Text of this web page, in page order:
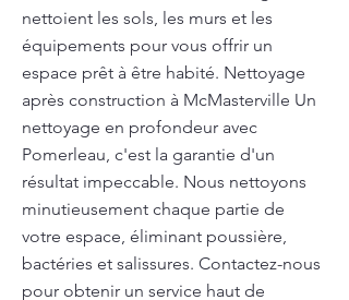
nettoient les sols, les murs et les
équipements pour vous offrir un
espace prêt à être habité. Nettoyage
après construction à McMasterville Un
nettoyage en profondeur avec
Pomerleau, c'est la garantie d'un
résultat impeccable. Nous nettoyons
minutieusement chaque partie de
votre espace, éliminant poussière,
bactéries et salissures. Contactez-nous
pour obtenir un service haut de